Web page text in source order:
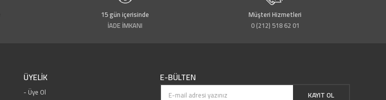
15 gün içerisinde
İADE İMKANI
Müşteri Hizmetleri
0 (212) 518 62 01
ÜYELİK
Üye Ol
E-BÜLTEN
KAYIT OL